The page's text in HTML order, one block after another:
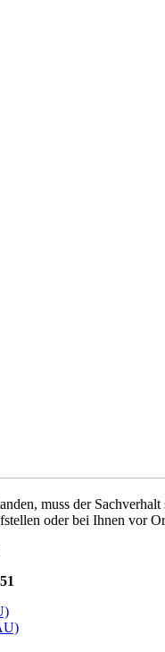
muss der
oder bei Ihnen vor